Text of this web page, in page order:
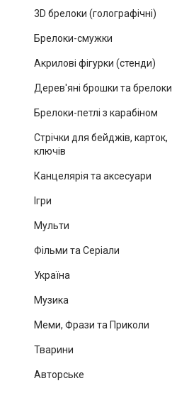
3D брелоки (голографічні)
Брелоки-смужки
Акрилові фігурки (стенди)
Дерев'яні брошки та брелоки
Брелоки-петлі з карабіном
Стрічки для бейджів, карток,
ключів
Канцелярія та аксесуари
Ігри
Мульти
Фільми та Серіали
Україна
Музика
Меми, Фрази та Приколи
Тварини
Авторське